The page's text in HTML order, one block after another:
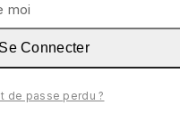
moi
Se Connecter
de passe perdu ?